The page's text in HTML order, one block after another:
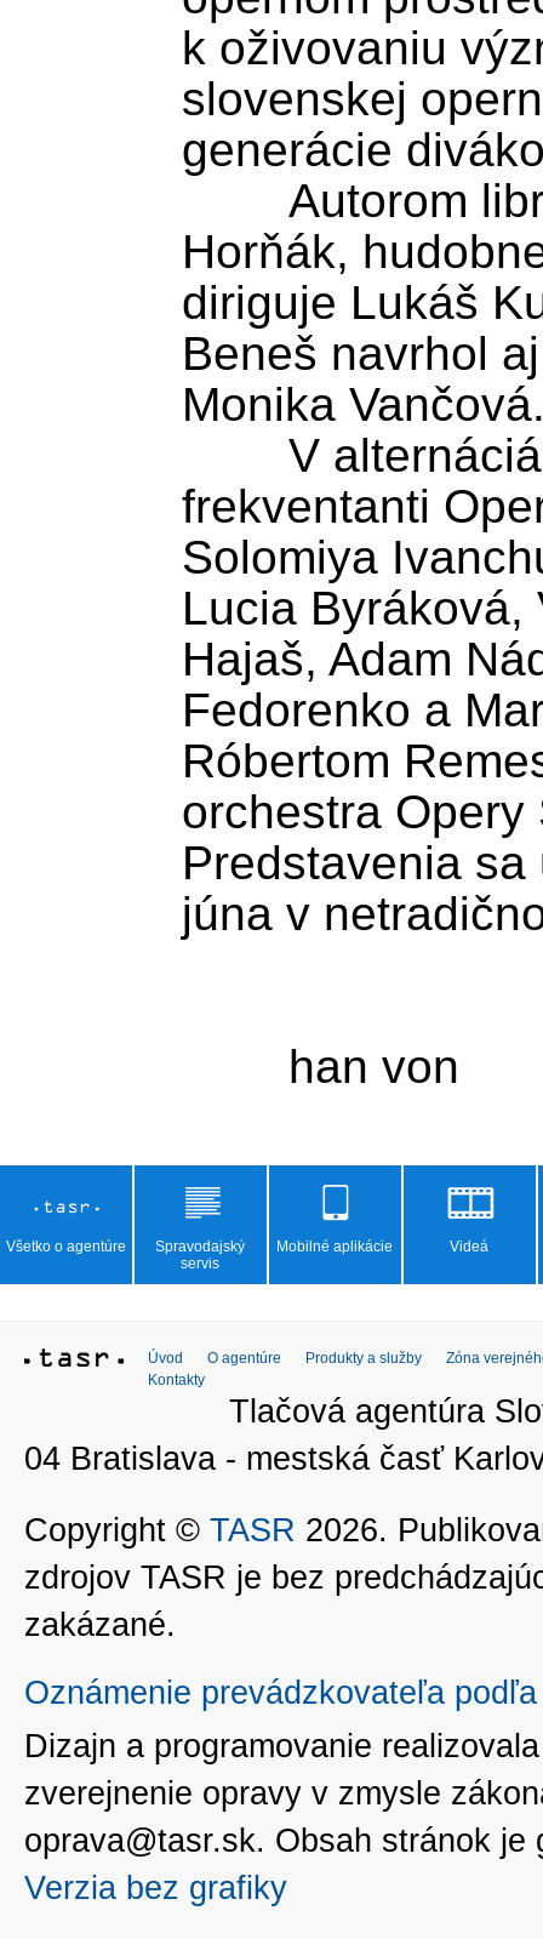
k oživovaniu
slovenskej
generácie
Horňák,
diriguje Lukáš
Beneš navrhol
Monika
frekventanti
Solomiya
Lucia Byráková,
Hajaš, Adam
Fedorenko a
Róbertom
orchestra
Predstavenia
júna v
Všetko o agentúre
Spravodajský
servis
Mobilné aplikácie Videá
Úvod O agentúre Produkty a služby
Zóna
Kontakty
Tlačová agentúra
04 Bratislava - mestská časť
Copyright © TASR 2026.
zdrojov TASR je bez
zakázané.
Oznámenie prevádzkovateľa
Dizajn a programovanie
zverejnenie opravy v zmysle
oprava@tasr.sk. Obsah stránok
Verzia bez grafiky